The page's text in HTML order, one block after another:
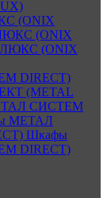
(ONIX
(ONIX
(ONIX
DIRECT)
(METAL
СИСТЕМ
МЕТАЛ
Шкафы
DIRECT)